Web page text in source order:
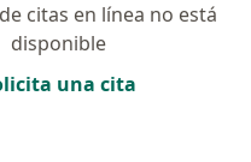
citas en línea no está
disponible
una cita